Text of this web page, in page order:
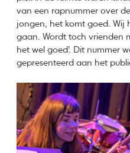
van een rapnummer over
jongen, het komt goed. Wij
gaan. Wordt toch vrienden
het wel goed’. Dit nummer
gepresenteerd aan het